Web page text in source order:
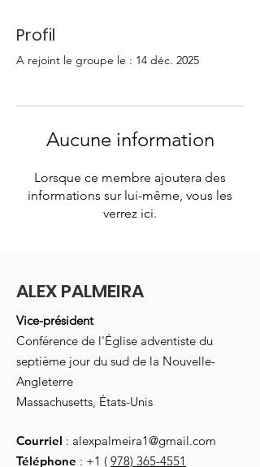
Profil
A rejoint le groupe le : 14 déc. 2025
Aucune information
Lorsque ce membre ajoutera des
informations sur lui-même, vous les
verrez ici.
ALEX PALMEIRA
Vice-président
Conférence de l'Église adventiste du
septième jour du sud de la Nouvelle-
Angleterre
Massachusetts, États-Unis
Courriel : alexpalmeira1@gmail.com
Téléphone : +1 ( 978) 365-4551